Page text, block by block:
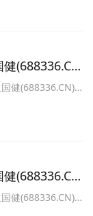
跌
10.1元，成都先
(688336.CN)
健(688336.CN)跌
跌
178.0元，诺思兰
(688336.CN)
健(688336.CN)跌